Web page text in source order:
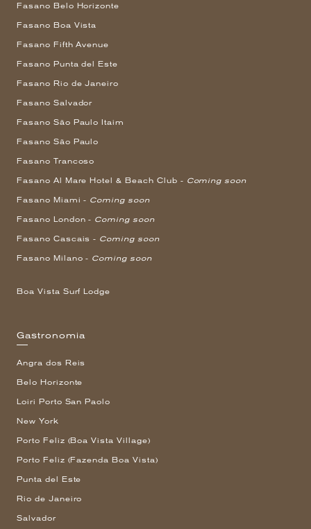
Fasano Belo Horizonte
Fasano Boa Vista
Fasano Fifth Avenue
Fasano Punta del Este
Fasano Rio de Janeiro
Fasano Salvador
Fasano São Paulo Itaim
Fasano São Paulo
Fasano Trancoso
Fasano Al Mare Hotel & Beach Club - Coming soon
Fasano Miami - Coming soon
Fasano London - Coming soon
Fasano Cascais - Coming soon
Fasano Milano - Coming soon
Boa Vista Surf Lodge
Gastronomia
Angra dos Reis
Belo Horizonte
Loiri Porto San Paolo
New York
Porto Feliz (Boa Vista Village)
Porto Feliz (Fazenda Boa Vista)
Punta del Este
Rio de Janeiro
Salvador